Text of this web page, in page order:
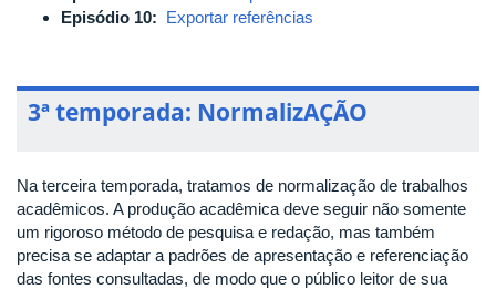
Episódio 10: Exportar referências
3ª temporada: NormalizAÇÃO
Na terceira temporada, tratamos de normalização de trabalhos
acadêmicos. A produção acadêmica deve seguir não somente
um rigoroso método de pesquisa e redação, mas também
precisa se adaptar a padrões de apresentação e referenciação
das fontes consultadas, de modo que o público leitor de sua